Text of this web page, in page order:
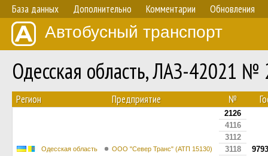
База данных Дополнительно Комментарии Обновления
Автобусный транспорт
Одесская область, ЛАЗ-42021 №
Регион Предприятие №
Одесская область ООО "Север Транс" (АТП 15130)
2126
4116
3112
3118